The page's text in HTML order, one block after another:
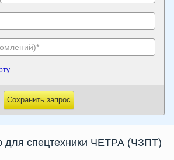
.
Сохранить запрос
для спецтехники ЧЕТРА (ЧЗПТ)